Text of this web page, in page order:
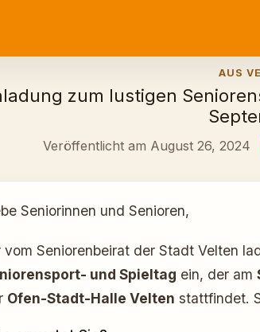
AUS
zum lustigen
Veröffentlicht am August 26, 2024
Seniorinnen und Senioren,
vom Seniorenbeirat der Stadt Velten
und Spieltag ein, der am
Ofen-Stadt-Halle Velten stattfindet.